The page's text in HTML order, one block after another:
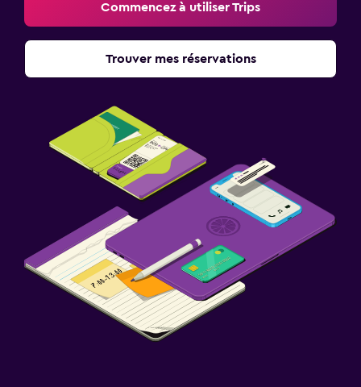
Commencez à utiliser Trips
Trouver mes réservations